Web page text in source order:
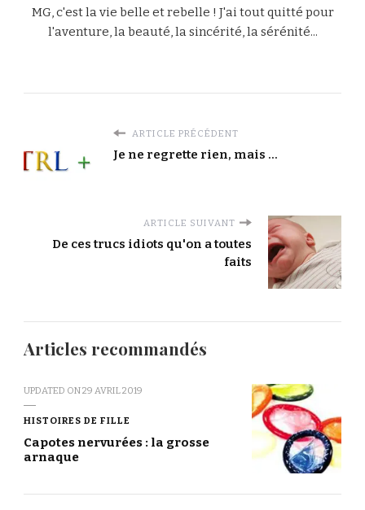
MG, c'est la vie belle et rebelle ! J'ai tout quitté pour
l'aventure, la beauté, la sincérité, la sérénité...
ARTICLE PRÉCÉDENT
Je ne regrette rien, mais ...
ARTICLE SUIVANT
De ces trucs idiots qu'on a toutes
faits
Articles recommandés
UPDATED ON29 AVRIL 2019
HISTOIRES DE FILLE
Capotes nervurées : la grosse
arnaque